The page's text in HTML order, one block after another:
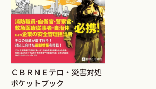
ＣＢＲＮＥテロ・災害対処
ポケットブック